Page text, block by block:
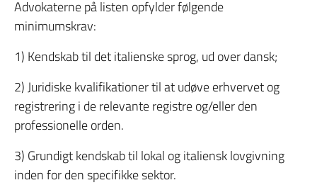
Advokaterne på listen opfylder følgende
minimumskrav:
1) Kendskab til det italienske sprog, ud over dansk;
2) Juridiske kvalifikationer til at udøve erhvervet og
registrering i de relevante registre og/eller den
professionelle orden.
3) Grundigt kendskab til lokal og italiensk lovgivning
inden for den specifikke sektor.